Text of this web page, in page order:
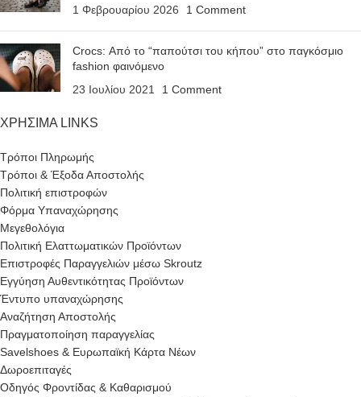
1 Φεβρουαρίου 2026
1 Comment
Crocs: Από το “παπούτσι του κήπου” στο παγκόσμιο
fashion φαινόμενο
23 Ιουλίου 2021
1 Comment
ΧΡΗΣΙΜΑ LINKS
Τρόποι Πληρωμής
Τρόποι & Έξοδα Αποστολής
Πολιτική επιστροφών
Φόρμα Υπαναχώρησης
Μεγεθολόγια
Πολιτική Ελαττωματικών Προϊόντων
Επιστροφές Παραγγελιών μέσω Skroutz
Εγγύηση Αυθεντικότητας Προϊόντων
Έντυπο υπαναχώρησης
Αναζήτηση Αποστολής
Πραγματοποίηση παραγγελίας
Savelshoes & Ευρωπαϊκή Κάρτα Νέων
Δωροεπιταγές
Οδηγός Φροντίδας & Καθαρισμού